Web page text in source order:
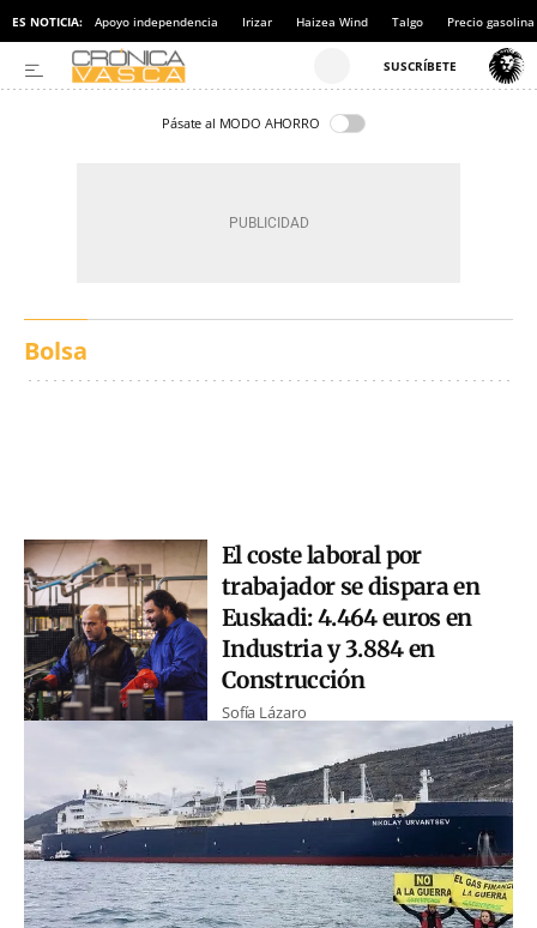
ES NOTICIA: Apoyo independencia Irizar Haizea Wind Talgo Precio gasolina
Pásate al MODO AHORRO
Bolsa
El coste laboral por
trabajador se dispara en
Euskadi: 4.464 euros en
Industria y 3.884 en
Construcción
Sofía Lázaro